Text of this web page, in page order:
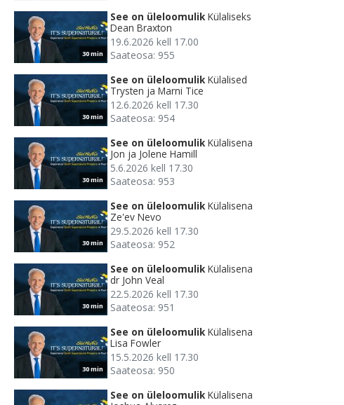
30 min
See on üleloomulik Külaliseks
Dean Braxton
19.6.2026 kell 17.00
Saateosa: 955
30 min
See on üleloomulik Külalised
Trysten ja Marni Tice
12.6.2026 kell 17.30
Saateosa: 954
30 min
See on üleloomulik Külalisena
Jon ja Jolene Hamill
5.6.2026 kell 17.30
Saateosa: 953
30 min
See on üleloomulik Külalisena
Ze'ev Nevo
29.5.2026 kell 17.30
Saateosa: 952
30 min
See on üleloomulik Külalisena
dr John Veal
22.5.2026 kell 17.30
Saateosa: 951
30 min
See on üleloomulik Külalisena
Lisa Fowler
15.5.2026 kell 17.30
Saateosa: 950
See on üleloomulik Külalisena